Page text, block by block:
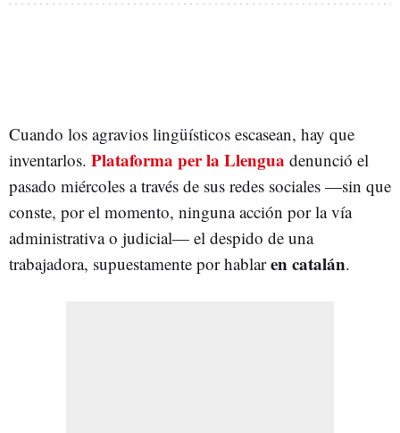
Cuando los agravios lingüísticos escasean, hay que
inventarlos. Plataforma per la Llengua denunció el
pasado miércoles a través de sus redes sociales —sin que
conste, por el momento, ninguna acción por la vía
administrativa o judicial— el despido de una
trabajadora, supuestamente por hablaren catalán.